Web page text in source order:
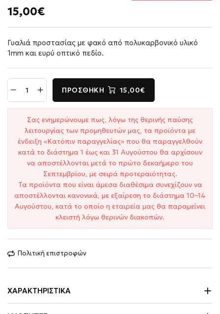
15,00€
Γυαλιά προστασίας με φακό από πολυκαρβονικό υλικό
1mm και ευρύ οπτικό πεδίο.
ΠΡΟΣΘΉΚΗ 15,00€
Σας ενημερώνουμε πως, λόγω της θερινής παύσης
λειτουργίας των προμηθευτών μας, τα προϊόντα με
ένδειξη «Κατόπιν παραγγελίας» που θα παραγγελθούν
κατά το διάστημα 1 έως και 31 Αυγούστου θα αρχίσουν
να αποστέλλονται μετά το πρώτο δεκαήμερο του
Σεπτεμβρίου, με σειρά προτεραιότητας.
Τα προϊόντα που είναι άμεσα διαθέσιμα συνεχίζουν να
αποστέλλονται κανονικά, με εξαίρεση το διάστημα 10–14
Αυγούστου, κατά το οποίο η εταιρεία μας θα παραμείνει
κλειστή λόγω θερινών διακοπών.
Πολιτική επιστροφών
ΧΑΡΑΚΤΗΡΙΣΤΙΚΆ